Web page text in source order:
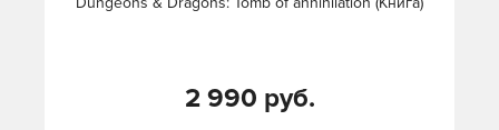
2 990 руб.